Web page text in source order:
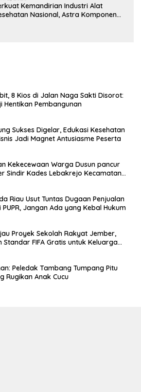
Kemandirian Industri Alat
Nasional, Astra Komponen
8 Kios di Jalan Naga Sakti Disorot:
Hentikan Pembangunan
Sukses Digelar, Edukasi Kesehatan
Jadi Magnet Antusiasme Peserta
Kekecewaan Warga Dusun pancur
Sindir Kades Lebakrejo Kecamatan
Riau Usut Tuntas Dugaan Penjualan
Jangan Ada yang Kebal Hukum
Proyek Sekolah Rakyat Jember,
Standar FIFA Gratis untuk Keluarga
Peledak Tambang Tumpang Pitu
Rugikan Anak Cucu